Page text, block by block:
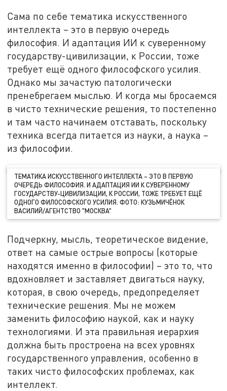
Сама по себе тематика искусственного
интеллекта – это в первую очередь
философия. И адаптация ИИ к суверенному
государству-цивилизации, к России, тоже
требует ещё одного философского усилия.
Однако мы зачастую патологически
пренебрегаем мыслью. И когда мы бросаемся
в чисто технические решения, то постепенно
и там часто начинаем отставать, поскольку
техника всегда питается из науки, а наука –
из философии.
ТЕМАТИКА ИСКУССТВЕННОГО ИНТЕЛЛЕКТА – ЭТО В ПЕРВУЮ
ОЧЕРЕДЬ ФИЛОСОФИЯ. И АДАПТАЦИЯ ИИ К СУВЕРЕННОМУ
ГОСУДАРСТВУ-ЦИВИЛИЗАЦИИ, К РОССИИ, ТОЖЕ ТРЕБУЕТ ЕЩЁ
ОДНОГО ФИЛОСОФСКОГО УСИЛИЯ. ФОТО: КУЗЬМИЧЁНОК
ВАСИЛИЙ/АГЕНТСТВО "МОСКВА"
Подчеркну, мысль, теоретическое видение,
ответ на самые острые вопросы (которые
находятся именно в философии) – это то, что
вдохновляет и заставляет двигаться науку,
которая, в свою очередь, предопределяет
технические решения. Мы не можем
заменить философию наукой, как и науку
технологиями. И эта правильная иерархия
должна быть простроена на всех уровнях
государственного управления, особенно в
таких чисто философских проблемах, как
интеллект.